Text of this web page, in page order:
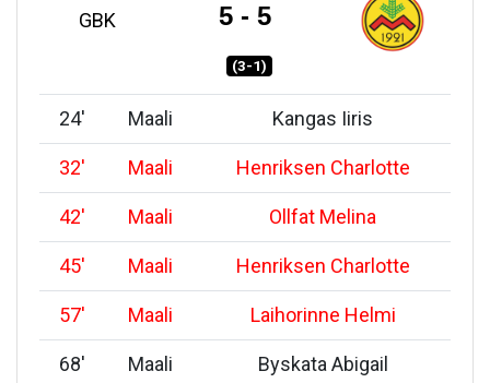
GBK 5 - 5
(3-1)
24' Maali Kangas Iiris
32' Maali Henriksen Charlotte
42' Maali Ollfat Melina
45' Maali Henriksen Charlotte
57' Maali Laihorinne Helmi
68' Maali Byskata Abigail